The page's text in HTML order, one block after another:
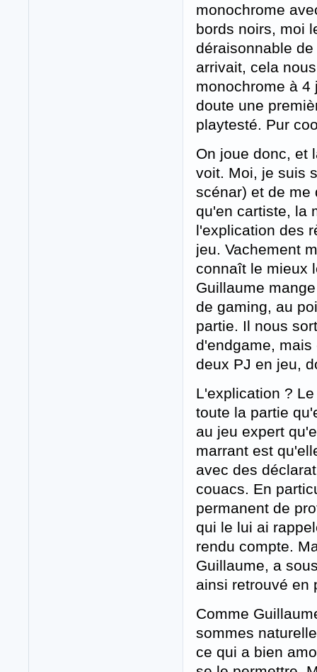
monochrome
bords noirs, moi
déraisonnable
arrivait, cela
monochrome à 4
doute une
playtesté. Pur
On joue donc, et
voit. Moi, je suis
scénar) et de me
qu'en cartiste, la
l'explication des
jeu. Vachement
connaît le mieux
Guillaume
de gaming, au
partie. Il nous
d'endgame,
deux PJ en jeu,
L'explication ?
toute la partie
au jeu expert
marrant est
avec des
couacs. En
permanent de
qui le lui ai
rendu compte.
Guillaume, a
ainsi retrouvé en
Comme
sommes
ce qui a bien